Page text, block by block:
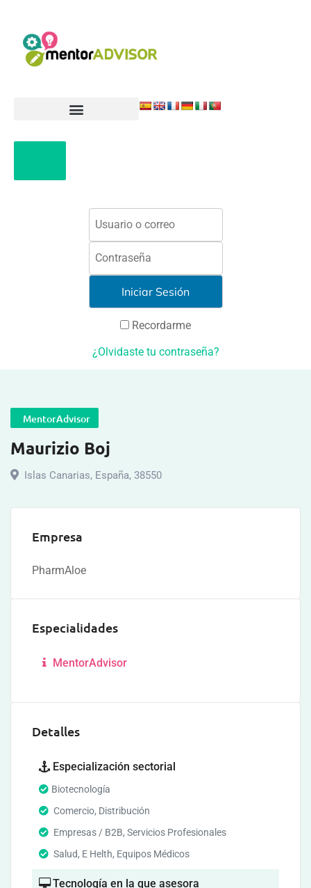
Recordarme
¿Olvidaste tu contraseña?
MentorAdvisor
Maurizio Boj
Islas Canarias, España, 38550
Empresa
PharmAloe
Especialidades
MentorAdvisor
Detalles
Especialización sectorial
Biotecnología
Comercio, Distribución
Empresas / B2B, Servicios Profesionales
Salud, E Helth, Equipos Médicos
Tecnología en la que asesora